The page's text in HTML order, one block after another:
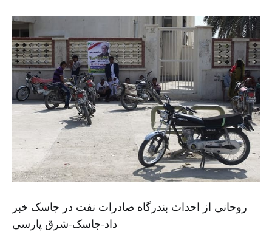
روحانی از احداث بندرگاه صادرات نفت در جاسک خبر
داد-جاسک-شرق پارسی